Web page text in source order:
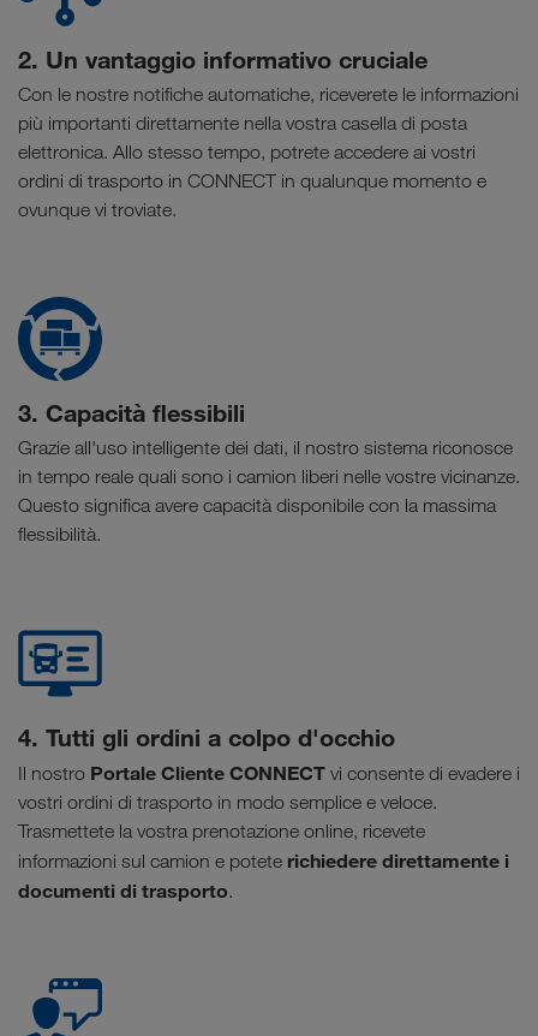
2. Un vantaggio informativo cruciale
Con le nostre notifiche automatiche, riceverete le informazioni
più importanti direttamente nella vostra casella di posta
elettronica. Allo stesso tempo, potrete accedere ai vostri
ordini di trasporto in CONNECT in qualunque momento e
ovunque vi troviate.
3. Capacità flessibili
Grazie all'uso intelligente dei dati, il nostro sistema riconosce
in tempo reale quali sono i camion liberi nelle vostre vicinanze.
Questo significa avere capacità disponibile con la massima
flessibilità.
4. Tutti gli ordini a colpo d'occhio
Il nostro Portale Cliente CONNECT vi consente di evadere i
vostri ordini di trasporto in modo semplice e veloce.
Trasmettete la vostra prenotazione online, ricevete
informazioni sul camion e potete richiedere direttamente i
documenti di trasporto.